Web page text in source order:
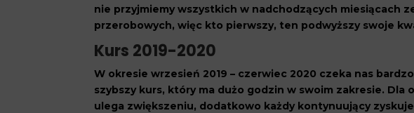
nie przyjmiemy wszystkich w nadchodzących miesiącach
przerobowych, więc kto pierwszy, ten podwyższy swoje
Kurs 2019-2020
W okresie wrzesień 2019 – czerwiec 2020 czeka nas
szybszy kurs, który ma dużo godzin w swoim zakresie.
ulega zwiększeniu, dodatkowo każdy kontynuujący